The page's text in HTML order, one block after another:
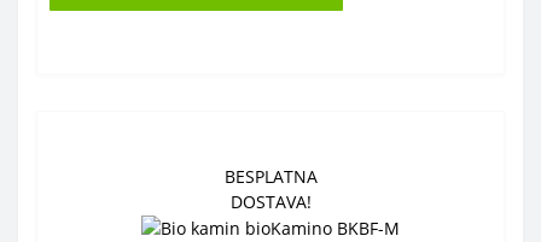
BESPLATNA
DOSTAVA!